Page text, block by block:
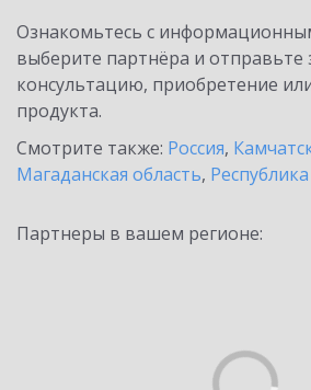
Ознакомьтесь с
выберите партнёра и отправьте
консультацию, приобретение
продукта.
Смотрите также: Россия,
Магаданская область,
Партнеры в вашем регионе: